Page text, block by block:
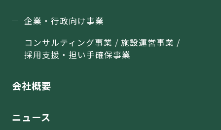
企業・行政向け事業
コンサルティング事業 / 施設運営事業 /
採用支援・担い手確保事業
会社概要
ニュース